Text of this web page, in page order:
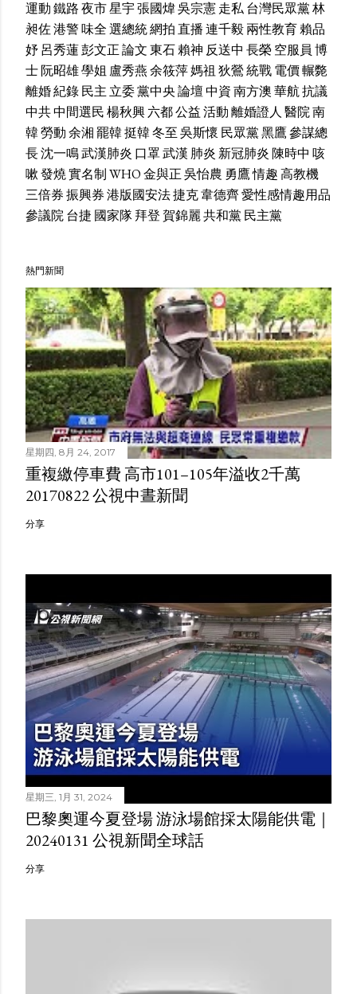
運動鐵路夜市星宇張國煒吳宗憲走私台灣民眾黨林
昶佐港警味全選總統網拍直播連千毅兩性教育賴品
妤呂秀蓮彭文正論文東石賴神 反送中 長榮空服員 博
士阮昭雄學姐 盧秀燕余筱萍媽祖 狄鶯統戰電價輾斃
離婚紀錄民主 立委黨中央論壇中資南方澳華航抗議
中共中間選民楊秋興六都公益活動離婚證人 醫院南
韓勞動余湘罷韓挺韓冬至吳斯懷 民眾黨黑鷹參謀總
長沈一鳴武漢肺炎 口罩武漢 肺炎 新冠肺炎陳時中 咳
嗽發燒實名制WHO金與正吳怡農 勇鷹情趣高教機
三倍券振興券港版國安法捷克韋德齊愛性感情趣用品
參議院台捷 國家隊拜登賀錦麗共和黨民主黨
熱門新聞
星期四, 8月 24, 2017
重複繳停車費 高市101–105年溢收2千萬
20170822 公視中晝新聞
分享
星期三, 1月 31, 2024
巴黎奧運今夏登場 游泳場館採太陽能供電｜
20240131 公視新聞全球話
分享